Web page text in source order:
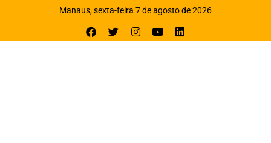
Manaus, sexta-feira 7 de agosto de 2026